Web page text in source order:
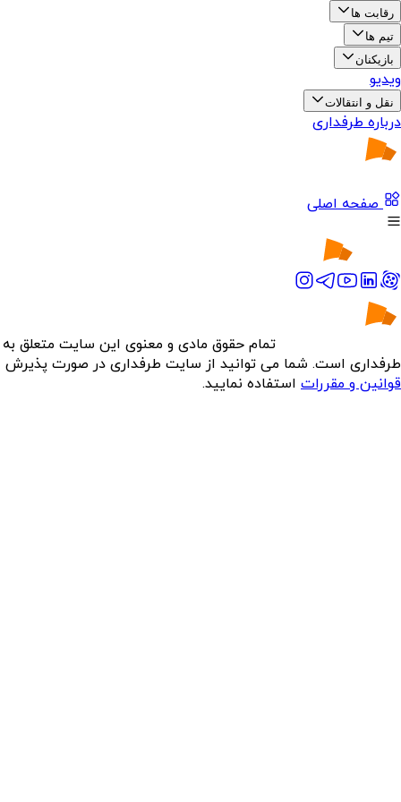
رقابت ها
تیم ها
بازیکنان
ویدیو
نقل و انتقالات
درباره طرفداری
صفحه اصلی
تمام حقوق مادی و معنوی این سایت متعلق به
طرفداری است. شما می توانید از سایت طرفداری در صورت پذیرش
قوانین و مقررات استفاده نمایید.